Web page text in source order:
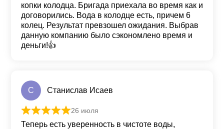
копки колодца. Бригада приехала во время как и
договорились. Вода в колодце есть, причем 6
колец. Результат превзошел ожидания. Выбрав
данную компанию было сэкономлено время и
деньги!👍
С Станислав Исаев
Оценка
26 июля
Теперь есть уверенность в чистоте воды,